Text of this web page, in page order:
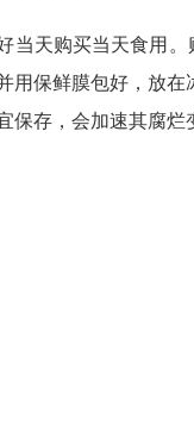
当天购买当天食用
用保鲜膜包好，放
保存，会加速其腐烂